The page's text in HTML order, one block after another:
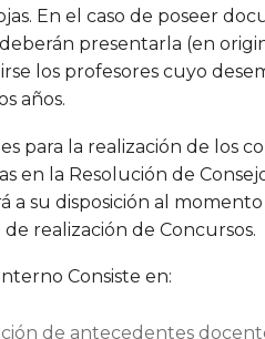
En el caso de poseer
presentarla (en
los profesores cuyo
años.
para la realización de los
en la Resolución de
a su disposición al
realización de Concursos.
Consiste en:
de antecedentes